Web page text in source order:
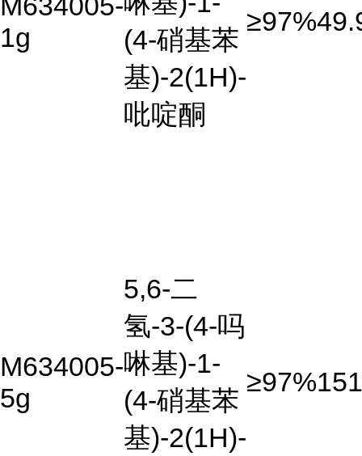
1g
(4-硝基苯
基)-2(1H)-
吡啶酮
≥97%
M634005-
5g
5,6-二
氢-3-(4-吗
啉基)-1-
(4-硝基苯
基)-2(1H)-
≥97%